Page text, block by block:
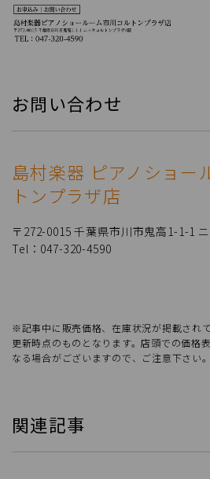
お問い合わせ
島村楽器 ピアノショー
トンプラザ店
〒272-0015 千葉県市川市鬼高1-1-1
Tel：047-320-4590
※記事中に販売価格、在庫状況が掲載され
更新時点のものとなります。店頭での価格
なる場合がございますので、ご注意下さい。
関連記事